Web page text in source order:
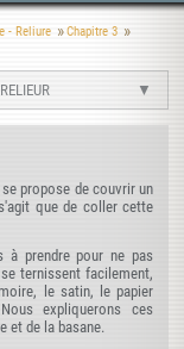
- Reliure
Chapitre 3
propose de couvrir un
que de coller cette
à prendre pour ne pas
ternissent facilement,
le satin, le papier
expliquerons ces
et de la basane.